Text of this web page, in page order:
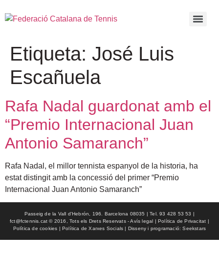
Etiqueta: José Luis
Escañuela
Rafa Nadal guardonat amb el
“Premio Internacional Juan
Antonio Samaranch”
Rafa Nadal, el millor tennista espanyol de la historia, ha
estat distingit amb la concessió del primer “Premio
Internacional Juan Antonio Samaranch”
Passeig de la Vall d'Hebrón, 196. Barcelona 08035 | Tel. 93 428 53 53 |
fct@fctennis.cat © 2016, Tots els Drets Reservats - Avís legal | Política de Privacitat |
Política de cookies | Política de Xarxes Socials | Disseny i programació: Seekstars